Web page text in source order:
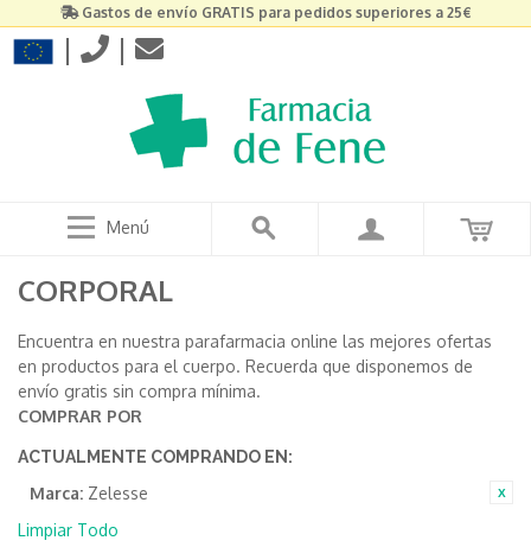
Gastos de envío GRATIS para pedidos superiores a 25€
| |
Menú
CORPORAL
Encuentra en nuestra parafarmacia online las mejores ofertas
en productos para el cuerpo. Recuerda que disponemos de
envío gratis sin compra mínima.
COMPRAR POR
ACTUALMENTE COMPRANDO EN:
Marca: Zelesse
Limpiar Todo